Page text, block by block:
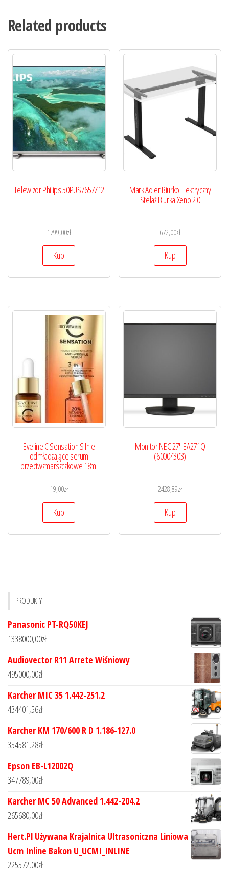
Related products
Telewizor Philips 50PUS7657/12
1799,00zł
Kup
Mark Adler Biurko Elektryczny
Stelaż Biurka Xeno 2 0
672,00zł
Kup
Eveline C Sensation Silnie
odmładzające serum
przeciwzmarszczkowe 18ml
19,00zł
Kup
Monitor NEC 27″ EA271Q
(60004303)
2428,89zł
Kup
PRODUKTY
Panasonic PT-RQ50KEJ
1338000,00zł
Audiovector R11 Arrete Wiśniowy
495000,00zł
Karcher MIC 35 1.442-251.2
434401,56zł
Karcher KM 170/600 R D 1.186-127.0
354581,28zł
Epson EB-L12002Q
347789,00zł
Karcher MC 50 Advanced 1.442-204.2
265680,00zł
Hert.Pl Używana Krajalnica Ultrasoniczna Liniowa
Ucm Inline Bakon U_UCMI_INLINE
225572,00zł